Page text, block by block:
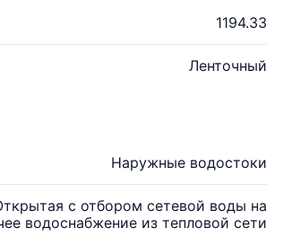
1194.33
Ленточный
Наружные водостоки
с отбором сетевой воды на
водоснабжение из тепловой сети